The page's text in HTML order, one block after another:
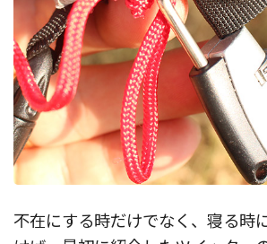
不在にする時だけでなく、寝る時